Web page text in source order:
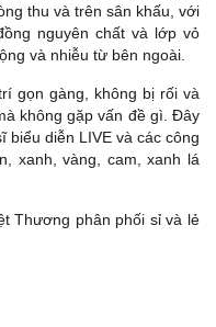
thu và trên sân khấu, với
nguyên chất và lớp vỏ
và nhiễu từ bên ngoài.
gọn gàng, không bị rối và
không gặp vấn đề gì. Đây
biểu diễn LIVE và các công
xanh, vàng, cam, xanh lá
Thương phân phối sỉ và lẻ